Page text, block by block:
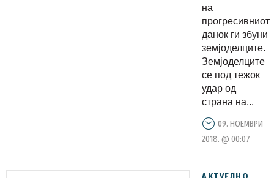
на
прогресивниот
данок ги збуни
земјоделците.
Земјоделците
се под тежок
удар од
страна на...
09. НОЕМВРИ
2018. @ 00:07